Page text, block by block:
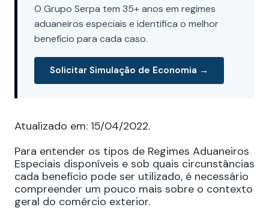
O Grupo Serpa tem 35+ anos em regimes
aduaneiros especiais e identifica o melhor
benefício para cada caso.
Solicitar Simulação de Economia →
Atualizado em: 15/04/2022.
Para entender os tipos de Regimes Aduaneiros
Especiais disponíveis e sob quais circunstâncias
cada benefício pode ser utilizado, é necessário
compreender um pouco mais sobre o contexto
geral do comércio exterior.